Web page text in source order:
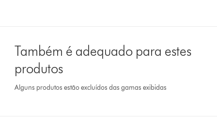
Também é adequado para estes
produtos
Alguns produtos estão excluídos das gamas exibidas